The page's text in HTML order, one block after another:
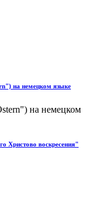
на немецком языке
на немецком
Христово воскресения"